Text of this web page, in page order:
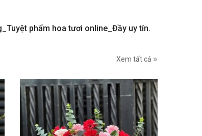
phẩm hoa tươi online_Đầy uy tín.
Xem tất cả